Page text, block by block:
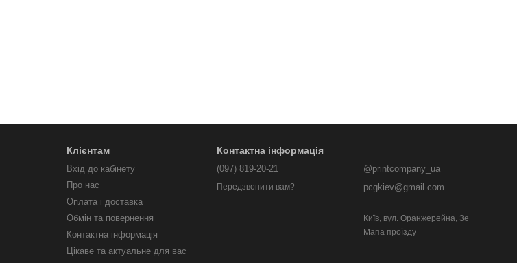
Клієнтам
Вхід до кабінету
Про нас
Оплата і доставка
Обмін та повернення
Контактна інформація
Цікаве та актуальне для вас
Контактна інформація
(097) 819-20-21
Передзвонити вам?
@printcompany_ua
pcgkiev@gmail.com
Київ, вул. Оранжерейна, 3е
Мапа проїзду